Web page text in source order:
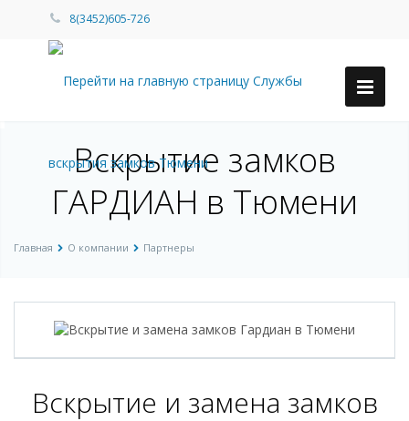
8(3452)605-726
Вскрытие замков
ГАРДИАН в Тюмени
Главная О компании Партнеры
Вскрытие и замена замков